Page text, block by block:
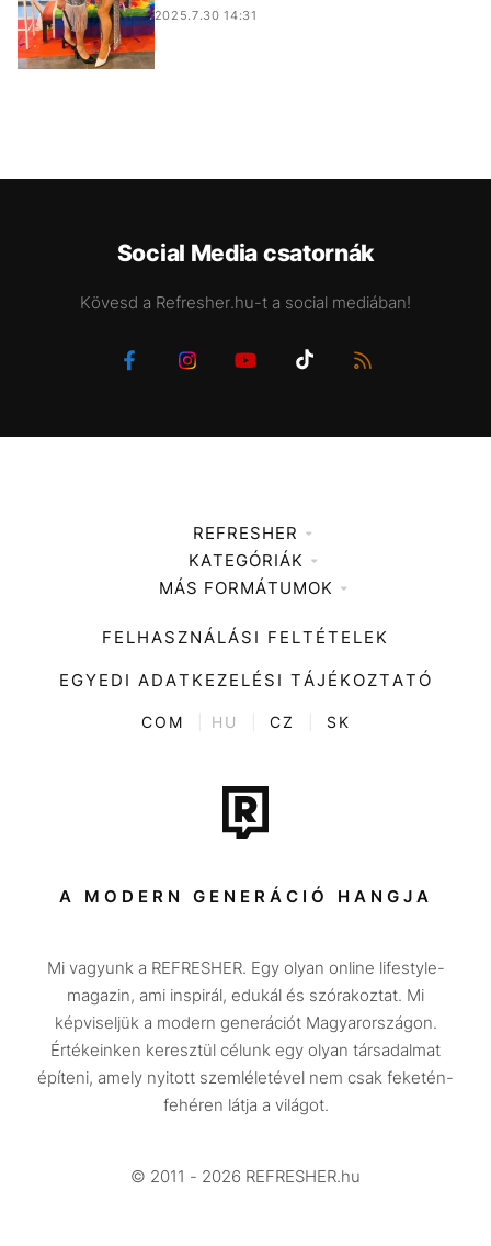
2025.7.30 14:31
Social Media csatornák
Kövesd a Refresher.hu-t a social mediában!
REFRESHER
Médiaajánlat
KATEGÓRIÁK
Zene
Divat
Kultúra
ENTR
Tech-Tudomány
Sport
Társadalom
Utazás
Életmód
Design
Beszélgetések
Videó
MÁS FORMÁTUMOK
FELHASZNÁLÁSI FELTÉTELEK
EGYEDI ADATKEZELÉSI TÁJÉKOZTATÓ
COM HU CZ SK
A MODERN GENERÁCIÓ HANGJA
Mi vagyunk a REFRESHER. Egy olyan online lifestyle-
magazin, ami inspirál, edukál és szórakoztat. Mi
képviseljük a modern generációt Magyarországon.
Értékeinken keresztül célunk egy olyan társadalmat
építeni, amely nyitott szemléletével nem csak feketén-
fehéren látja a világot.
© 2011 - 2026 REFRESHER.hu